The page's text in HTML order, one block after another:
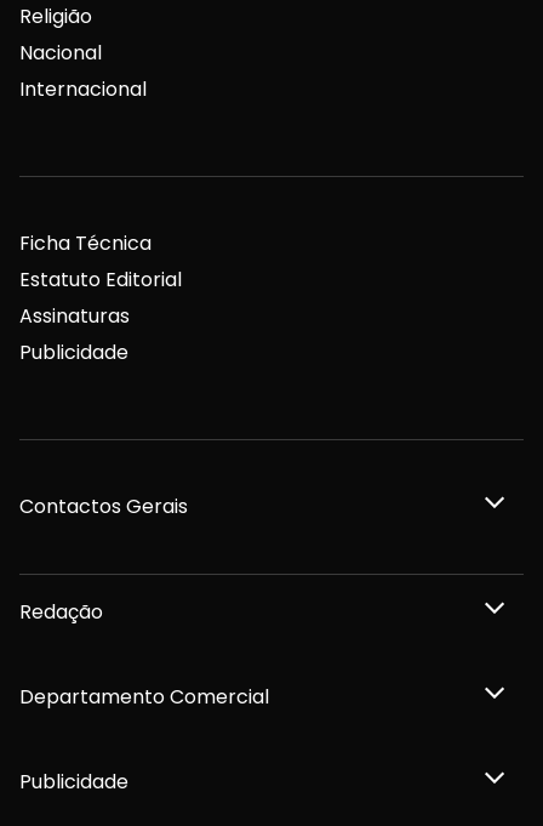
Religião
Nacional
Internacional
Ficha Técnica
Estatuto Editorial
Assinaturas
Publicidade
Contactos Gerais
Redação
Departamento Comercial
Publicidade